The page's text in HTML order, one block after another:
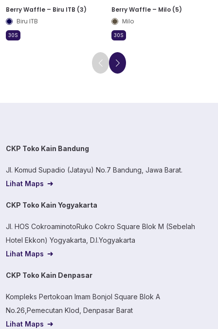
Berry Waffle – Biru ITB (3)
Biru ITB
30S
Berry Waffle – Milo (5)
Milo
30S
CKP Toko Kain Bandung
Jl. Komud Supadio (Jatayu) No.7 Bandung, Jawa Barat.
Lihat Maps
CKP Toko Kain Yogyakarta
Jl. HOS CokroaminotoRuko Cokro Square Blok M (Sebelah
Hotel Ekkon) Yogyakarta, D.I.Yogyakarta
Lihat Maps
CKP Toko Kain Denpasar
Kompleks Pertokoan Imam Bonjol Square Blok A
No.26,Pemecutan Klod, Denpasar Barat
Lihat Maps